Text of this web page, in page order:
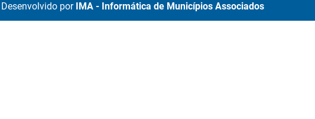
Desenvolvido por IMA - Informática de Municípios Associados